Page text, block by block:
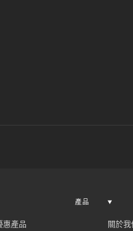
產品
惠產品
關於我